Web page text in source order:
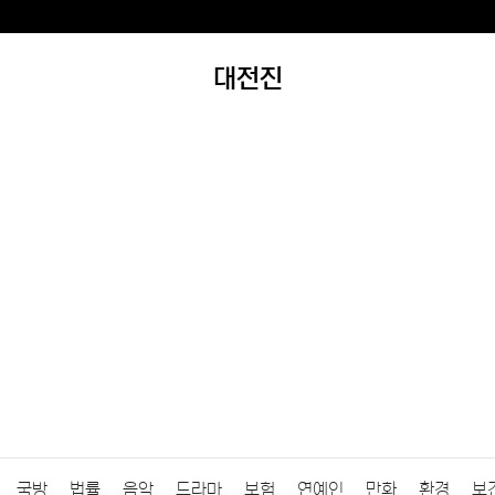
대전진
국방 법률 음악 드라마 보험 연예인 만화 환경 보